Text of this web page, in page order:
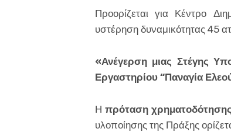
Προορίζεται για Κέντρο
υστέρηση δυναμικότητας 45
«Ανέγερση μιας Στέγης
Εργαστηρίου “Παναγία
Η πρόταση
υλοποίησης της Πράξης